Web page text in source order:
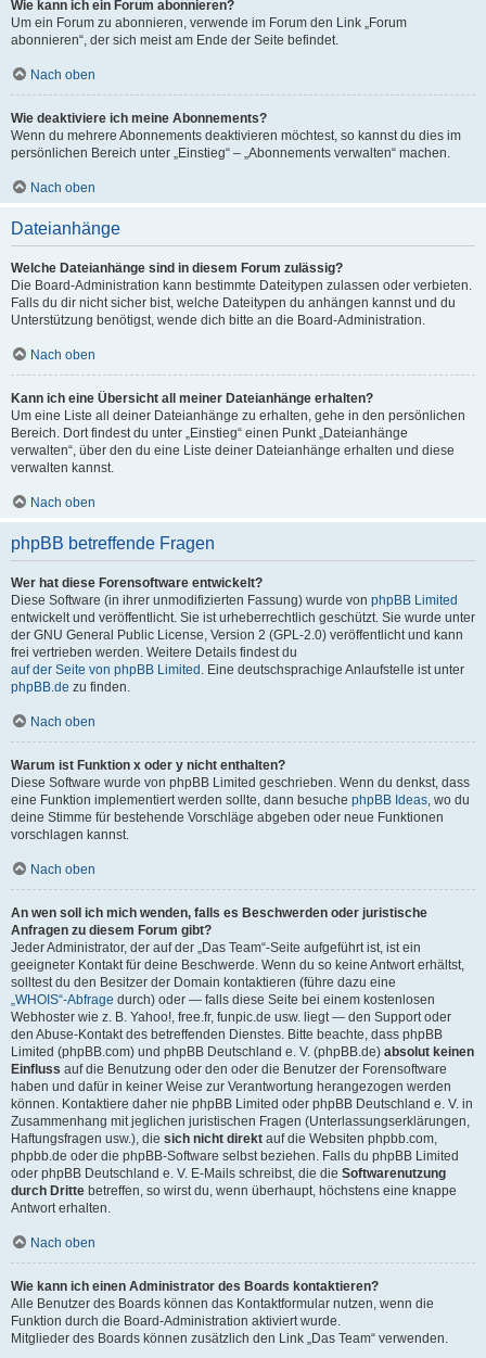
Wie kann ich ein Forum abonnieren?
Um ein Forum zu abonnieren, verwende im Forum den Link „Forum
abonnieren“, der sich meist am Ende der Seite befindet.
Nach oben
Wie deaktiviere ich meine Abonnements?
Wenn du mehrere Abonnements deaktivieren möchtest, so kannst du dies im
persönlichen Bereich unter „Einstieg“ – „Abonnements verwalten“ machen.
Nach oben
Dateianhänge
Welche Dateianhänge sind in diesem Forum zulässig?
Die Board-Administration kann bestimmte Dateitypen zulassen oder verbieten.
Falls du dir nicht sicher bist, welche Dateitypen du anhängen kannst und du
Unterstützung benötigst, wende dich bitte an die Board-Administration.
Nach oben
Kann ich eine Übersicht all meiner Dateianhänge erhalten?
Um eine Liste all deiner Dateianhänge zu erhalten, gehe in den persönlichen
Bereich. Dort findest du unter „Einstieg“ einen Punkt „Dateianhänge
verwalten“, über den du eine Liste deiner Dateianhänge erhalten und diese
verwalten kannst.
Nach oben
phpBB betreffende Fragen
Wer hat diese Forensoftware entwickelt?
Diese Software (in ihrer unmodifizierten Fassung) wurde von phpBB Limited
entwickelt und veröffentlicht. Sie ist urheberrechtlich geschützt. Sie wurde unter
der GNU General Public License, Version 2 (GPL-2.0) veröffentlicht und kann
frei vertrieben werden. Weitere Details findest du
auf der Seite von phpBB Limited . Eine deutschsprachige Anlaufstelle ist unter
phpBB.de zu finden.
Nach oben
Warum ist Funktion x oder y nicht enthalten?
Diese Software wurde von phpBB Limited geschrieben. Wenn du denkst, dass
eine Funktion implementiert werden sollte, dann besuche phpBB Ideas, wo du
deine Stimme für bestehende Vorschläge abgeben oder neue Funktionen
vorschlagen kannst.
Nach oben
An wen soll ich mich wenden, falls es Beschwerden oder juristische
Anfragen zu diesem Forum gibt?
Jeder Administrator, der auf der „Das Team“-Seite aufgeführt ist, ist ein
geeigneter Kontakt für deine Beschwerde. Wenn du so keine Antwort erhältst,
solltest du den Besitzer der Domain kontaktieren (führe dazu eine
„WHOIS“-Abfrage durch) oder — falls diese Seite bei einem kostenlosen
Webhoster wie z. B. Yahoo!, free.fr, funpic.de usw. liegt — den Support oder
den Abuse-Kontakt des betreffenden Dienstes. Bitte beachte, dass phpBB
Limited (phpBB.com) und phpBB Deutschland e. V. (phpBB.de) absolut keinen
Einfluss auf die Benutzung oder den oder die Benutzer der Forensoftware
haben und dafür in keiner Weise zur Verantwortung herangezogen werden
können. Kontaktiere daher nie phpBB Limited oder phpBB Deutschland e. V. in
Zusammenhang mit jeglichen juristischen Fragen (Unterlassungserklärungen,
Haftungsfragen usw.), die sich nicht direkt auf die Websiten phpbb.com,
phpbb.de oder die phpBB-Software selbst beziehen. Falls du phpBB Limited
oder phpBB Deutschland e. V. E-Mails schreibst, die die Softwarenutzung
durch Dritte betreffen, so wirst du, wenn überhaupt, höchstens eine knappe
Antwort erhalten.
Nach oben
Wie kann ich einen Administrator des Boards kontaktieren?
Alle Benutzer des Boards können das Kontaktformular nutzen, wenn die
Funktion durch die Board-Administration aktiviert wurde.
Mitglieder des Boards können zusätzlich den Link „Das Team“ verwenden.